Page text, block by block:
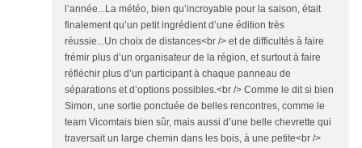
l’année...La météo, bien qu’incroyable pour la saison, était
finalement qu’un petit ingrédient d’une édition très
réussie...Un choix de distances<br /> et de difficultés à faire
frémir plus d’un organisateur de la région, et surtout à faire
réfléchir plus d’un participant à chaque panneau de
séparations et d’options possibles.<br /> Comme le dit si bien
Simon, une sortie ponctuée de belles rencontres, comme le
team Vicomtais bien sûr, mais aussi d’une belle chevrette qui
traversait un large chemin dans les bois, à une petite<br />